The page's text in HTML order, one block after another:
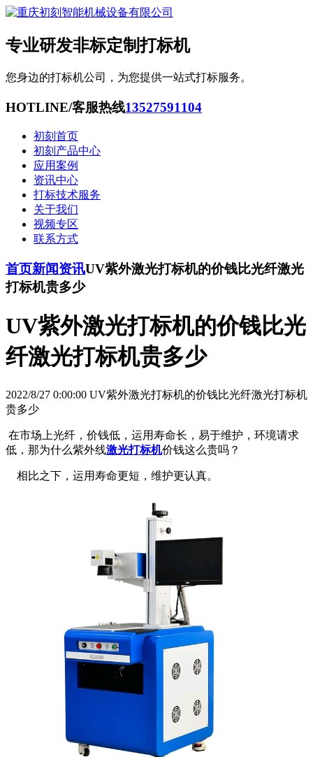
专业研发非标定制打标机
您身边的打标机公司，为您提供一站式打标服务。
HOTLINE/客服热线13527591104
初刻首页
初刻产品中心
应用案例
资讯中心
打标技术服务
关于我们
视频专区
联系方式
首页新闻资讯UV紫外激光打标机的价钱比光纤激光
打标机贵多少
UV紫外激光打标机的价钱比光
纤激光打标机贵多少
2022/8/27 0:00:00 UV紫外激光打标机的价钱比光纤激光打标机
贵多少
在市场上光纤，价钱低，运用寿命长，易于维护，环境请求
低，那为什么紫外线激光打标机价钱这么贵吗？
相比之下，运用寿命更短，维护更认真。